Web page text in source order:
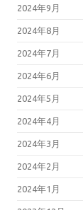
2024年9月
2024年8月
2024年7月
2024年6月
2024年5月
2024年4月
2024年3月
2024年2月
2024年1月